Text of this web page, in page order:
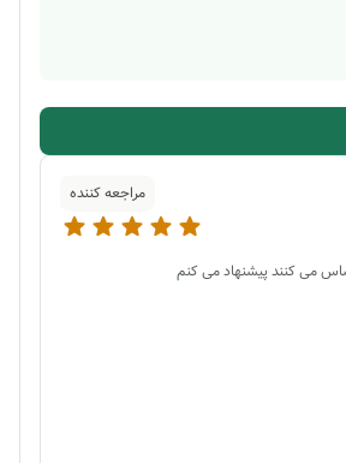
مراجعه کننده
می کنند پیشنهاد می کنم